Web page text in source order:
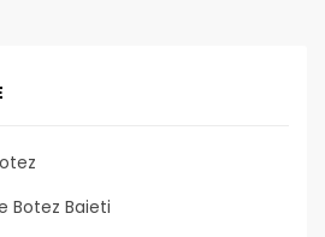
Botez Baieti